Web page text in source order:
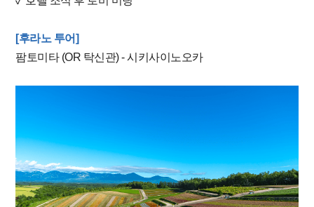
[후라노 투어]
팜토미타 (OR 탁신관) - 시키사이노오카